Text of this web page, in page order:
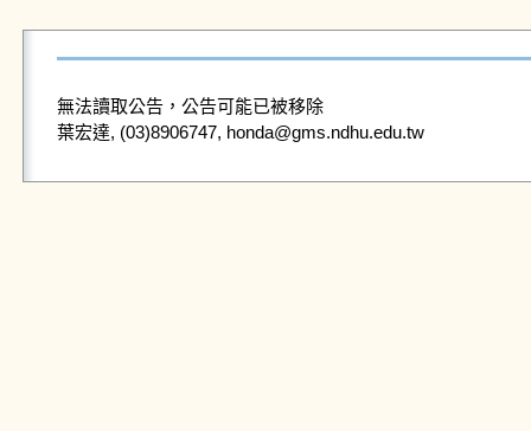
無法讀取公告，公告可能已被移除
葉宏達, (03)8906747, honda@gms.ndhu.edu.tw